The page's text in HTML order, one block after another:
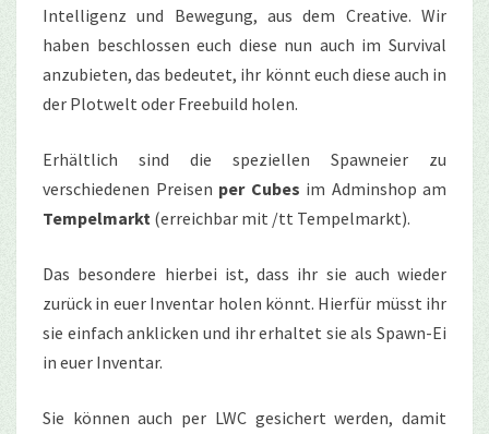
Intelligenz und Bewegung, aus dem Creative. Wir
haben beschlossen euch diese nun auch im Survival
anzubieten, das bedeutet, ihr könnt euch diese auch in
der Plotwelt oder Freebuild holen.
Erhältlich sind die speziellen Spawneier zu
verschiedenen Preisen per Cubes im Adminshop am
Tempelmarkt (erreichbar mit /tt Tempelmarkt).
Das besondere hierbei ist, dass ihr sie auch wieder
zurück in euer Inventar holen könnt. Hierfür müsst ihr
sie einfach anklicken und ihr erhaltet sie als Spawn-Ei
in euer Inventar.
Sie können auch per LWC gesichert werden, damit